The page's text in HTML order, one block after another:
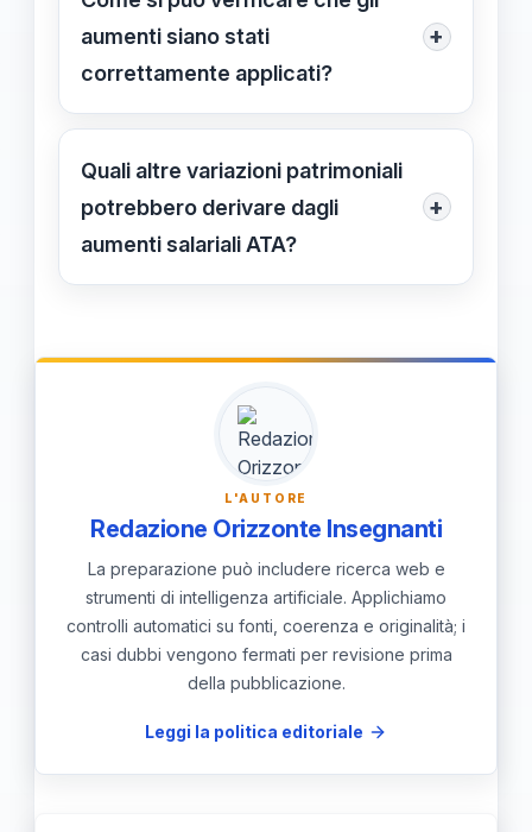
riconoscimento, con possibile ritardo
rispetto alla retroattività ufficiale.
aumenti siano stati
correttamente applicati?
+
Si consiglia di controllare i cedolini di
gennaio 2025 e consultare
ufficialmente l’ufficio del personale o i
rappresentanti sindacali.
Quali altre variazioni patrimoniali
potrebbero derivare dagli
aumenti salariali ATA?
+
Potrebbero esserci aggiornamenti di
collegate alle nuove posizioni, in base
alle norme vigenti.
L'AUTORE
Redazione Orizzonte Insegnanti
La preparazione può includere ricerca web e
strumenti di intelligenza artificiale. Applichiamo
controlli automatici su fonti, coerenza e originalità; i
casi dubbi vengono fermati per revisione prima
della pubblicazione.
Leggi la politica editoriale